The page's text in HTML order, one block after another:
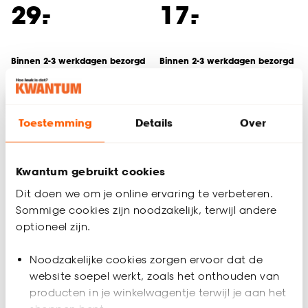
Toestemming Details Over
Kwantum gebruikt cookies
Dit doen we om je online ervaring te verbeteren.
Sommige cookies zijn noodzakelijk, terwijl andere
optioneel zijn.
Noodzakelijke cookies zorgen ervoor dat de
website soepel werkt, zoals het onthouden van
producten in je winkelwagentje terwijl je aan het
29.
-
Binnen 2-3 werkdagen bezorgd
17.
-
Binnen 2-3 werkdagen bezorgd
-47%
Kant En Klaar Gordijn
Bruno Wit